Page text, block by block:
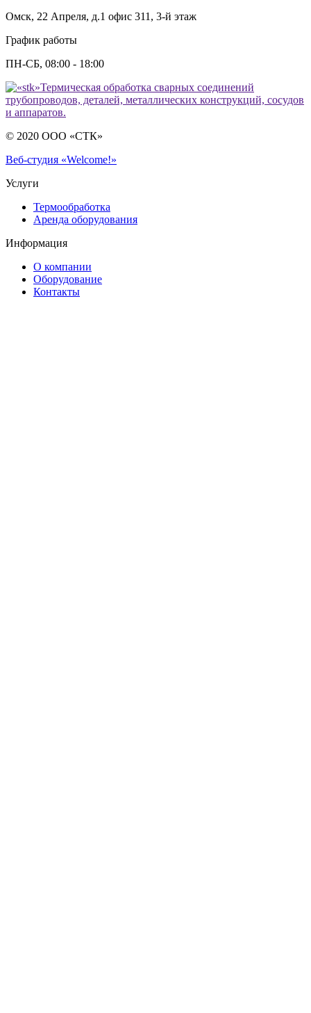
Омск, 22 Апреля, д.1 офис 311, 3-й этаж
График работы
ПН-СБ, 08:00 - 18:00
Термическая обработка сварных соединений
трубопроводов, деталей, металлических конструкций, сосудов
и аппаратов.
© 2020 ООО «СТК»
Веб-студия «Welcome!»
Услуги
Термообработка
Аренда оборудования
Информация
О компании
Оборудование
Контакты